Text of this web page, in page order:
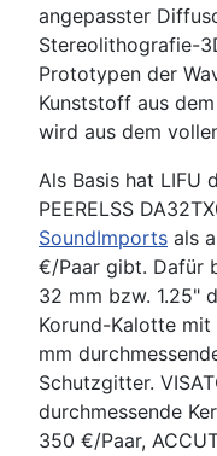
angepasster
Stereolithografie-
Prototypen der
Kunststoff aus
wird aus dem
Als Basis hat LIFU
PEERELSS
SoundImports als
€/Paar gibt. Dafür
32 mm bzw. 1.25"
Korund-Kalotte mit
mm
Schutzgitter.
durchmessende
350 €/Paar,